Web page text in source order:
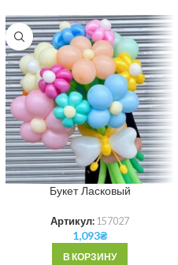
Букет Ласковый
Артикул: 157027
1,093₴
В КОРЗИНУ